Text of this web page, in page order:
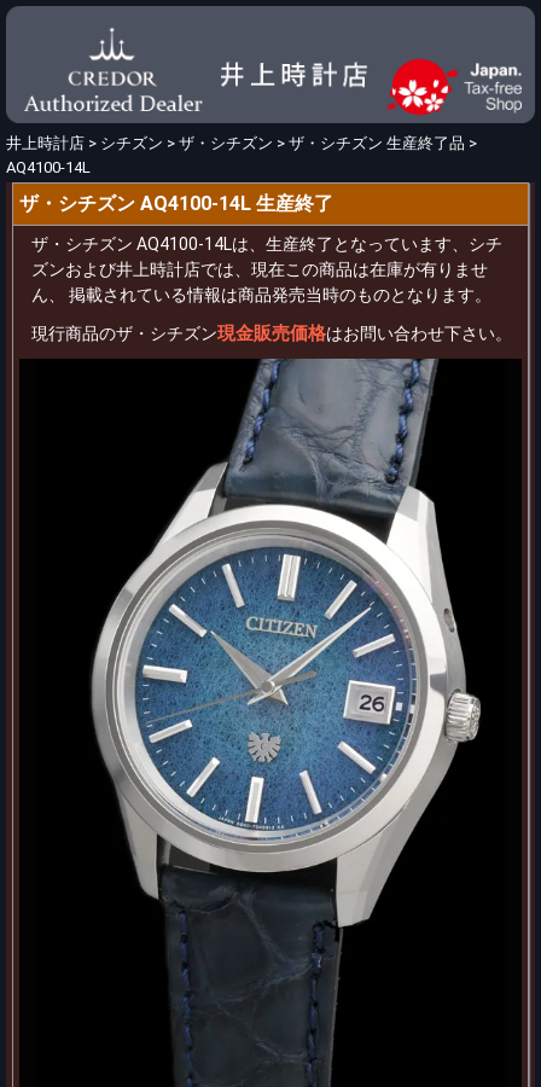
井上時計店 > シチズン > ザ・シチズン > ザ・シチズン 生産終了品 >
AQ4100-14L
ザ・シチズン AQ4100-14L 生産終了
ザ・シチズン AQ4100-14Lは、生産終了となっています、シチ
ズンおよび井上時計店では、現在この商品は在庫が有りませ
ん、 掲載されている情報は商品発売当時のものとなります。
現行商品のザ・シチズン現金販売価格はお問い合わせ下さい。